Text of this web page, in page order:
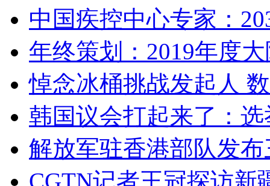
中国疾控中心专家：
年终策划：2019年度
悼念冰桶挑战发起人
韩国议会打起来了：
解放军驻香港部队发
CGTN记者王冠探访新